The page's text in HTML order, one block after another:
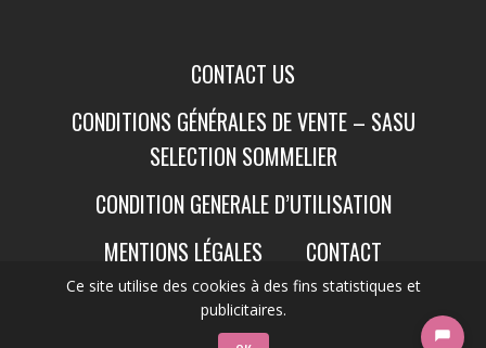
Ce site utilise des cookies à des fins statistiques et
publicitaires.
CONTACT US
CONDITIONS GÉNÉRALES DE VENTE – SASU
SELECTION SOMMELIER
CONDITION GENERALE D’UTILISATION
MENTIONS LÉGALES
CONTACT